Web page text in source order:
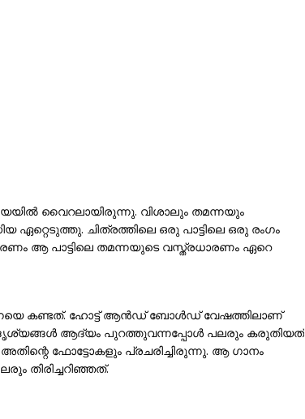
വൈറലായിരുന്നു. വിശാലും തമന്നയും
ഏറ്റെടുത്തു. ചിത്രത്തിലെ ഒരു പാട്ടിലെ ഒരു രംഗം
ആ പാട്ടിലെ തമന്നയുടെ വസ്ത്രധാരണം ഏറെ
കണ്ടത്. ഹോട്ട് ആൻഡ് ബോൾഡ് വേഷത്തിലാണ്
ദൃശ്യങ്ങൾ ആദ്യം പുറത്തുവന്നപ്പോൾ പലരും കരുതിയത്
ഫോട്ടോകളും പ്രചരിച്ചിരുന്നു. ആ ഗാനം
തിരിച്ചറിഞ്ഞത്.